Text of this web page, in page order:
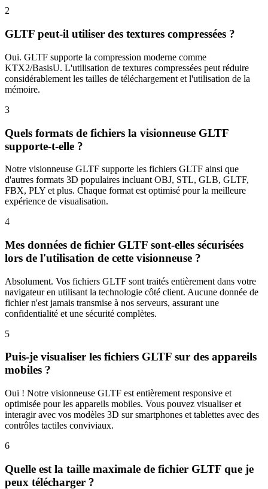
2
GLTF peut-il utiliser des textures compressées ?
Oui. GLTF supporte la compression moderne comme
KTX2/BasisU. L'utilisation de textures compressées peut réduire
considérablement les tailles de téléchargement et l'utilisation de la
mémoire.
3
Quels formats de fichiers la visionneuse GLTF
supporte-t-elle ?
Notre visionneuse GLTF supporte les fichiers GLTF ainsi que
d'autres formats 3D populaires incluant OBJ, STL, GLB, GLTF,
FBX, PLY et plus. Chaque format est optimisé pour la meilleure
expérience de visualisation.
4
Mes données de fichier GLTF sont-elles sécurisées
lors de l'utilisation de cette visionneuse ?
Absolument. Vos fichiers GLTF sont traités entièrement dans votre
navigateur en utilisant la technologie côté client. Aucune donnée de
fichier n'est jamais transmise à nos serveurs, assurant une
confidentialité et une sécurité complètes.
5
Puis-je visualiser les fichiers GLTF sur des appareils
mobiles ?
Oui ! Notre visionneuse GLTF est entièrement responsive et
optimisée pour les appareils mobiles. Vous pouvez visualiser et
interagir avec vos modèles 3D sur smartphones et tablettes avec des
contrôles tactiles conviviaux.
6
Quelle est la taille maximale de fichier GLTF que je
peux télécharger ?